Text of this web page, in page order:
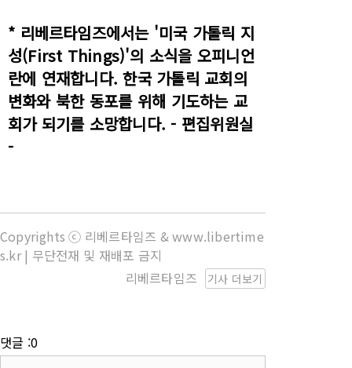
* 리베르타임즈에서는 '미국 가톨릭 지
성(First Things)'의 소식을 오피니언
란에 연재합니다. 한국 가톨릭 교회의
변화와 북한 동포를 위해 기도하는 교
회가 되기를 소망합니다. - 편집위원실
-
Copyrights ⓒ 리베르타임즈 & www.libertime
s.kr | 무단전재 및 재배포 금지
기사 더보기
리베르타임즈
댓글 :0